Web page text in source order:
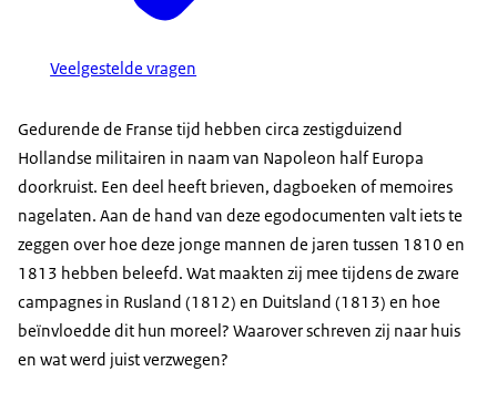
Veelgestelde vragen
Gedurende de Franse tijd hebben circa zestigduizend
Hollandse militairen in naam van Napoleon half Europa
doorkruist. Een deel heeft brieven, dagboeken of memoires
nagelaten. Aan de hand van deze egodocumenten valt iets te
zeggen over hoe deze jonge mannen de jaren tussen 1810 en
1813 hebben beleefd. Wat maakten zij mee tijdens de zware
campagnes in Rusland (1812) en Duitsland (1813) en hoe
beïnvloedde dit hun moreel? Waarover schreven zij naar huis
en wat werd juist verzwegen?